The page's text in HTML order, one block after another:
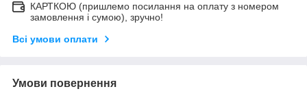
КАРТКОЮ (пришлемо посилання на оплату з номером
замовлення і сумою), зручно!
Всі умови оплати
Умови повернення